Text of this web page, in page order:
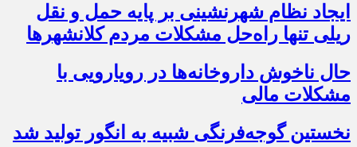
ایجاد نظام شهرنشینی بر پایه حمل و نقل
ریلی تنها راه‌حل مشکلات مردم کلانشهرها
حال ناخوش داروخانه‌ها در رویارویی با
مشکلات مالی
نخستین گوجه‌فرنگی شبیه به انگور تولید شد